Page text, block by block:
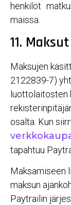
henkilöt
maissa.
11. Maksut
Maksujen
2122839-7)
luottolaitosten
osalta. Kun
tapahtuu
Maksamiseen
maksun
Paytrailin